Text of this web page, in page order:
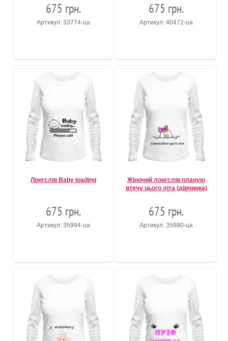
675 грн.
Артикул: 33774-ua
675 грн.
Артикул: 40472-ua
Лонгслів Baby loading
675 грн.
Артикул: 35994-ua
Жіночий лонгслів планую
втечу цього літа (дівчинка)
675 грн.
Артикул: 35980-ua